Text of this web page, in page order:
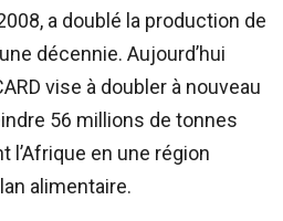
a doublé la production de
décennie. Aujourd’hui
vise à doubler à nouveau
56 millions de tonnes
l’Afrique en une région
alimentaire.